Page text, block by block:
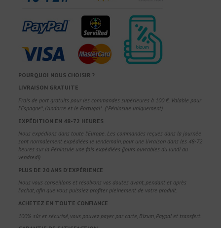
POURQUOI NOUS CHOISIR ?
LIVRAISON GRATUITE
Frais de port gratuits pour les commandes supérieures à 100 €. Valable pour
l'Espagne*, l'Andorre et le Portugal*. (*Péninsule uniquement)
EXPÉDITION EN 48-72 HEURES
Nous expédions dans toute l'Europe. Les commandes reçues dans la journée
sont normalement expédiées le lendemain, pour une livraison dans les 48-72
heures sur la Péninsule une fois expédiées (jours ouvrables du lundi au
vendredi).
PLUS DE 20 ANS D'EXPÉRIENCE
Nous vous conseillons et résolvons vos doutes avant, pendant et après
l'achat, afin que vous puissiez profiter pleinement de votre produit.
ACHETEZ EN TOUTE CONFIANCE
100% sûr et sécurisé, vous pouvez payer par carte, Bizum, Paypal et transfert.